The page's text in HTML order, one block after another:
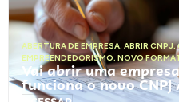
ABERTURA DE EMPRESA, ABRIR CNPJ,
EMPREENDEDORISMO, NOVO
Vai abrir uma
funciona o novo